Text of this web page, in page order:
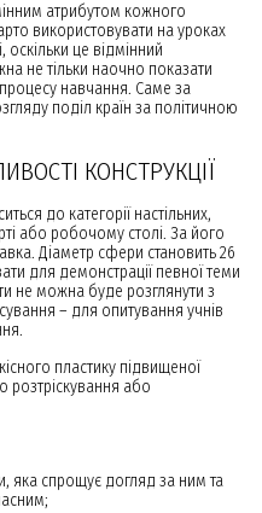
атрибутом кожного
використовувати на уроках
це відмінний
не тільки наочно показати
навчання. Саме за
поділ країн за політичною
КОНСТРУКЦІЇ
до категорії настільних,
або робочому столі. За його
Діаметр сфери становить 26
для демонстрації певної теми
не можна буде розглянути з
– для опитування учнів
пластику підвищеної
розтріскування або
яка спрощує догляд за ним та